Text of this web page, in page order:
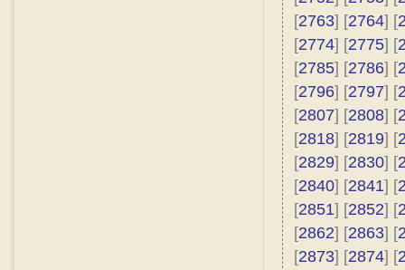
[2763] [2764] [
[2774] [2775] [
[2785] [2786] [
[2796] [2797] [
[2807] [2808] [
[2818] [2819] [
[2829] [2830] [
[2840] [2841] [
[2851] [2852] [
[2862] [2863] [
[2873] [2874] [